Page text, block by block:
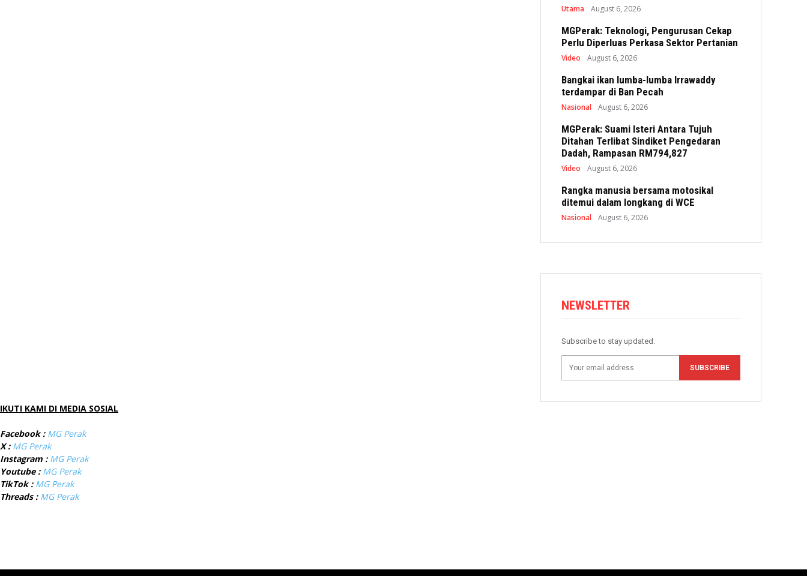
Utama August 6, 2026
MGPerak: Teknologi, Pengurusan Cekap
Perlu Diperluas Perkasa Sektor Pertanian
Video August 6, 2026
Bangkai ikan lumba-lumba Irrawaddy
terdampar di Ban Pecah
Nasional August 6, 2026
MGPerak: Suami Isteri Antara Tujuh
Ditahan Terlibat Sindiket Pengedaran
Dadah, Rampasan RM794,827
Video August 6, 2026
Rangka manusia bersama motosikal
ditemui dalam longkang di WCE
Nasional August 6, 2026
NEWSLETTER
Subscribe to stay updated.
SUBSCRIBE
IKUTI KAMI DI MEDIA SOSIAL
Facebook : MG Perak
X : MG Perak
Instagram : MG Perak
Youtube : MG Perak
TikTok : MG Perak
Threads : MG Perak